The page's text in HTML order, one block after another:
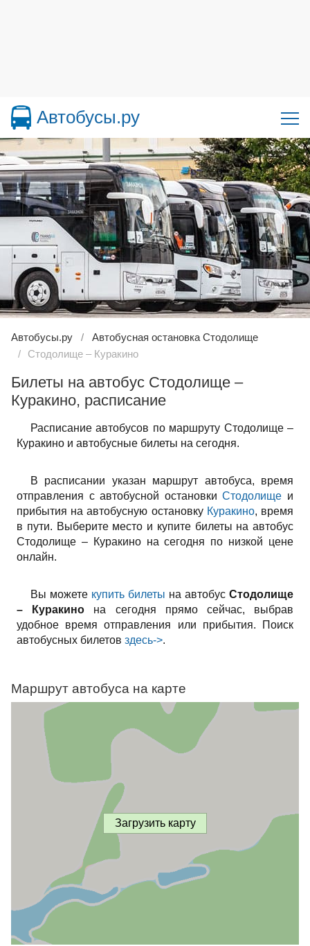
Автобусы.ру
Автобусы.ру
Автобусная остановка Стодолище
Стодолище – Куракино
Билеты на автобус Стодолище –
Куракино, расписание
Расписание автобусов по маршруту Стодолище –
Куракино и автобусные билеты на сегодня.
В расписании указан маршрут автобуса, время
отправления с автобусной остановкиСтодолище и
прибытия на автобусную остановку Куракино, время
в пути. Выберите место и купите билеты на автобус
Стодолище – Куракино на сегодня по низкой цене
онлайн.
Вы можете купить билеты на автобус Стодолище
– Куракино на сегодня прямо сейчас, выбрав
удобное время отправления или прибытия. Поиск
автобусных билетов здесь->.
Маршрут автобуса на карте
Загрузить карту